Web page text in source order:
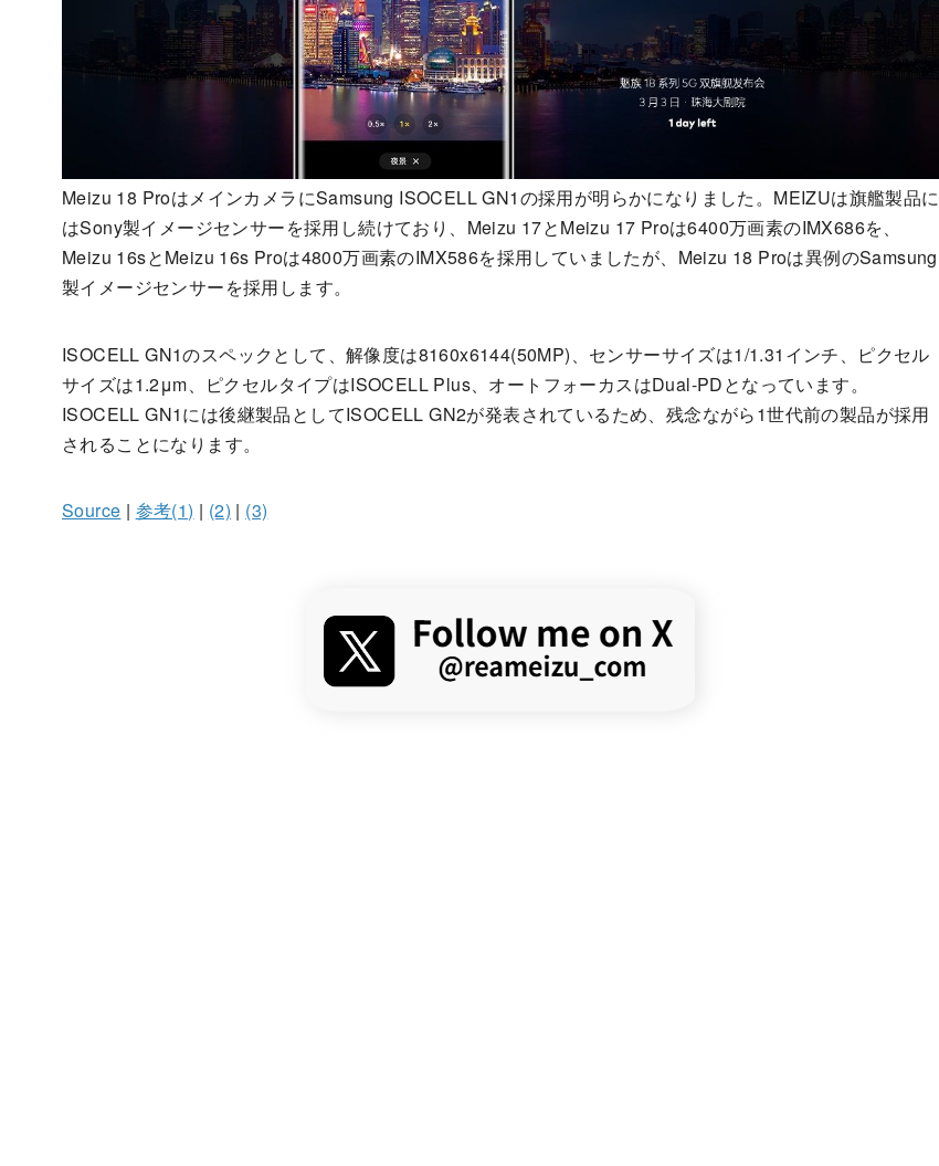
Meizu 18 ProはメインカメラにSamsung ISOCELL GN1の採用が明らかになりました。MEIZUは旗艦製品に
はSony製イメージセンサーを採用し続けており、Meizu 17とMeizu 17 Proは6400万画素のIMX686を、
Meizu 16sとMeizu 16s Proは4800万画素のIMX586を採用していましたが、Meizu 18 Proは異例のSamsung
製イメージセンサーを採用します。
ISOCELL GN1のスペックとして、解像度は8160x6144(50MP)、センサーサイズは1/1.31インチ、ピクセル
サイズは1.2μm、ピクセルタイプはISOCELL Plus、オートフォーカスはDual-PDとなっています。
ISOCELL GN1には後継製品としてISOCELL GN2が発表されているため、残念ながら1世代前の製品が採用
されることになります。
Source | 参考(1) | (2) | (3)